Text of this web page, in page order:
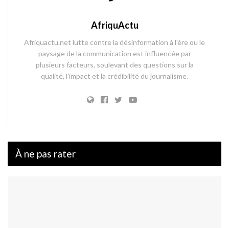
AfriquActu
Afriquactu.net lutte contre la désinformation à l'ère ou le
paysage de la communication est influencée par
plusieurs facteurs, soulevant des questions sur la
qualité, l'impact et la crédibilité du journalisme.
À ne pas rater